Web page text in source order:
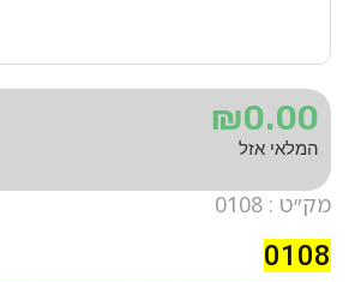
מק״ט : 0108
0108
₪0.00
המלאי אזל